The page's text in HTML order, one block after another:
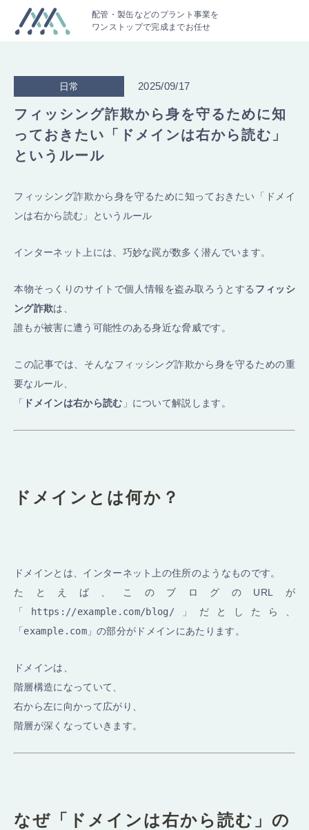
配管・製缶などのプラント事業を
ワンストップで完成までお任せ
日常 2025/09/17
フィッシング詐欺から身を守るために知
っておきたい「ドメインは右から読む」
というルール
フィッシング詐欺から身を守るために知っておきたい「ドメイ
ンは右から読む」というルール
インターネット上には、巧妙な罠が数多く潜んでいます。
本物そっくりのサイトで個人情報を盗み取ろうとする フィッシ
ング詐欺は、
誰もが被害に遭う可能性のある身近な脅威です。
この記事では、そんなフィッシング詐欺から身を守るための重
要なルール、
「
ドメインは右から読む 」について解説します。
ドメインとは何か？
ドメインとは、インターネット上の住所のようなものです。
たとえば、このブログのURLが
「
https://example.com/blog/ 」だとしたら、
「 example.com」の部分がドメインにあたります。
ドメインは、
階層構造になっていて、
右から左に向かって広がり、
階層が深くなっていきます。
なぜ「ドメインは右から読む」の